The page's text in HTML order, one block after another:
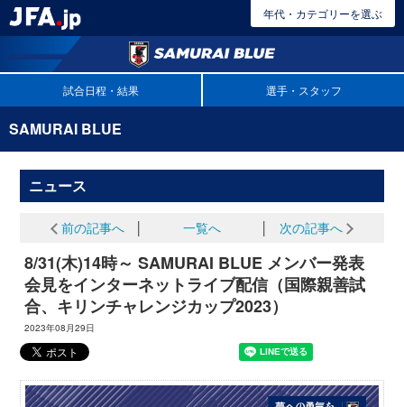
年代・カテゴリーを選ぶ
試合日程・結果 選手・スタッフ
SAMURAI BLUE
ニュース
前の記事へ 一覧へ 次の記事へ
8/31(木)14時～ SAMURAI BLUE メンバー発表
会見をインターネットライブ配信（国際親善試
合、キリンチャレンジカップ2023）
2023年08月29日